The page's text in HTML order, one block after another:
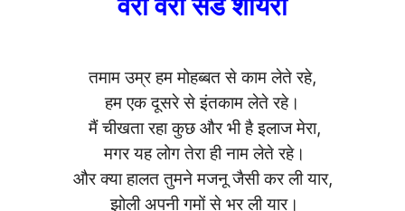
तमाम उम्र हम मोहब्बत से काम लेते रहे,
हम एक दूसरे से इंतकाम लेते रहे।
मैं चीखता रहा कुछ और भी है इलाज मेरा,
मगर यह लोग तेरा ही नाम लेते रहे।
और क्या हालत तुमने मजनू जैसी कर ली यार,
झोली अपनी गमों से भर ली यार।